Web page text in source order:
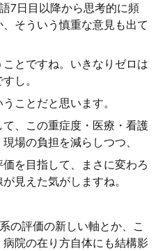
7日目以降から思考的に頻
そういう慎重な意見も出て
とですね。いきなりゼロは
し。
ことだと思います。
、この重症度・医療・看護
場の負担を減らしつつ、
を目指して、まさに変わろ
見えた気がしますね。
の評価の新しい軸とか、こ
院の在り方自体にも結構影